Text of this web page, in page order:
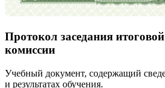
Протокол заседания
комиссии
Учебный документ, содержащий
и результатах обучения.